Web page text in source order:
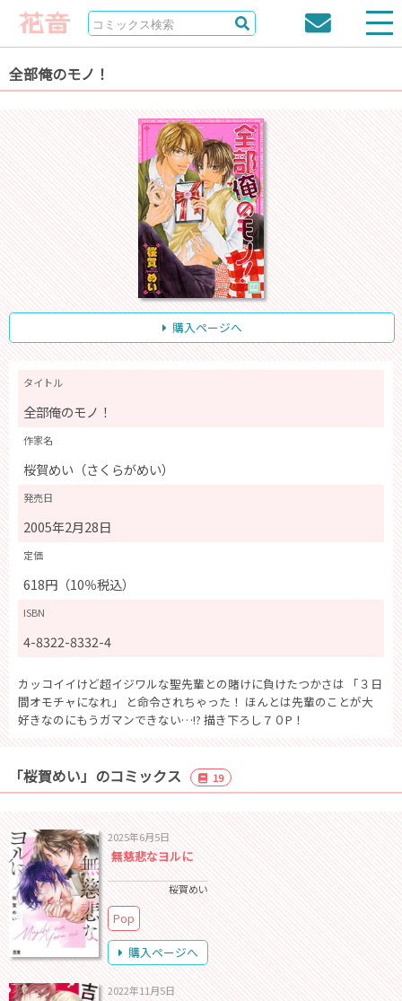
全部俺のモノ！
購入ページへ
タイトル
全部俺のモノ！
作家名
桜賀めい（さくらがめい）
発売日
2005年2月28日
定価
618円（10％税込）
ISBN
4-8322-8332-4
カッコイイけど超イジワルな聖先輩との賭けに負けたつかさは 「３日
間オモチャになれ」 と命令されちゃった！ ほんとは先輩のことが大
好きなのにもうガマンできない…!? 描き下ろし７０P！
「桜賀めい」のコミックス 19
2025年6月5日
無慈悲なヨルに
桜賀めい
Pop
購入ページへ
2022年11月5日